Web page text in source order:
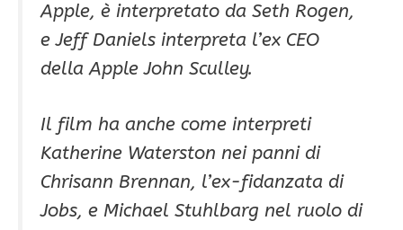
Apple, è interpretato da Seth Rogen,
e Jeff Daniels interpreta l’ex CEO
della Apple John Sculley.
Il film ha anche come interpreti
Katherine Waterston nei panni di
Chrisann Brennan, l’ex-fidanzata di
Jobs, e Michael Stuhlbarg nel ruolo di